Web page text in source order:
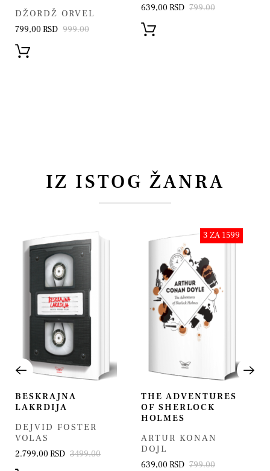
DŽORDŽ ORVEL
799,00 RSD 999.00
639,00 RSD 799.00
IZ ISTOG ŽANRA
BESKRAJNA
LAKRDIJA
DEJVID FOSTER
VOLAS
2.799,00 RSD 3499.00
3 ZA 1599
THE ADVENTURES
OF SHERLOCK
HOLMES
ARTUR KONAN
DOJL
639,00 RSD 799.00